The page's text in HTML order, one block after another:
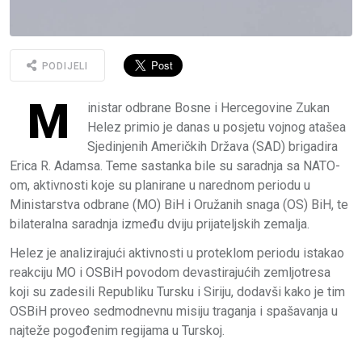
PODIJELI
M
inistar odbrane Bosne i Hercegovine Zukan
Helez primio je danas u posjetu vojnog atašea
Sjedinjenih Američkih Država (SAD) brigadira
Erica R. Adamsa. Teme sastanka bile su saradnja sa NATO-
om, aktivnosti koje su planirane u narednom periodu u
Ministarstva odbrane (MO) BiH i Oružanih snaga (OS) BiH, te
bilateralna saradnja između dviju prijateljskih zemalja.
Helez je analizirajući aktivnosti u proteklom periodu istakao
reakciju MO i OSBiH povodom devastirajućih zemljotresa
koji su zadesili Republiku Tursku i Siriju, dodavši kako je tim
OSBiH proveo sedmodnevnu misiju traganja i spašavanja u
najteže pogođenim regijama u Turskoj.